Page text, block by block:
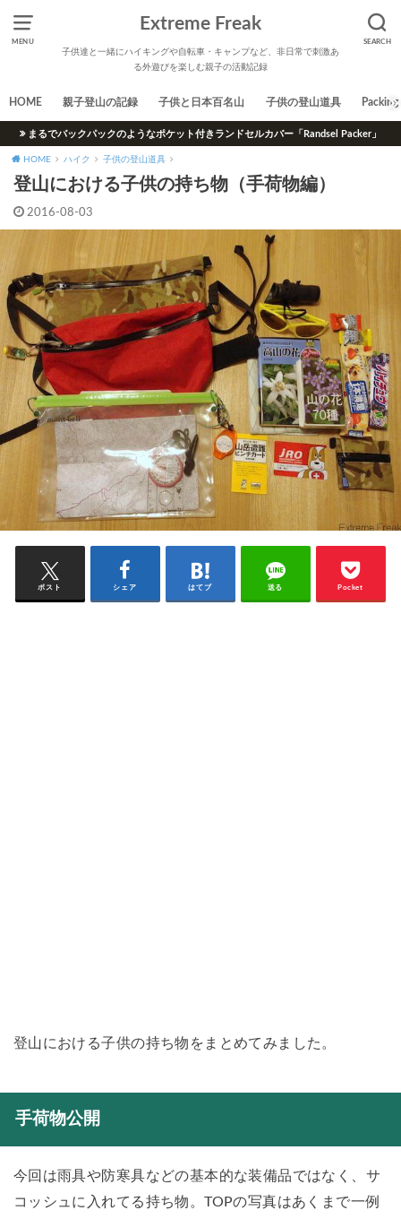
MENU SEARCH
Extreme Freak
子供達と一緒にハイキングや自転車・キャンプなど、非日常で刺激あ
る外遊びを楽しむ親子の活動記録
HOME 親子登山の記録 子供と日本百名山 子供の登山道具 Packing
まるでバックパックのようなポケット付きランドセルカバー「Randsel Packer」
HOME ハイク 子供の登山道具
登山における子供の持ち物（手荷物編）
2016-08-03
ポスト シェア はてブ 送る Pocket
登山における子供の持ち物をまとめてみました。
手荷物公開
今回は雨具や防寒具などの基本的な装備品ではなく、サ
コッシュに入れてる持ち物。TOPの写真はあくまで一例